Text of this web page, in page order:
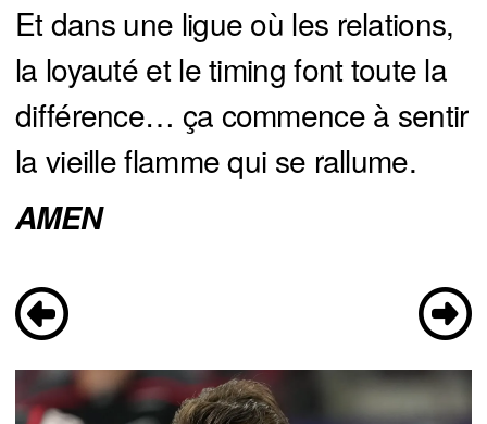
Et dans une ligue où les relations,
la loyauté et le timing font toute la
différence… ça commence à sentir
la vieille flamme qui se rallume.
AMEN